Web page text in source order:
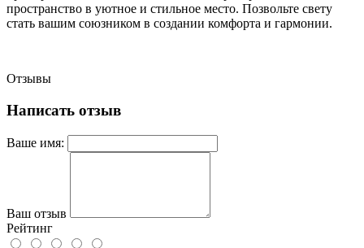
пространство в уютное и стильное место. Позвольте свету
стать вашим союзником в создании комфорта и гармонии.
Отзывы
Написать отзыв
Ваше имя:
Ваш отзыв
Рейтинг